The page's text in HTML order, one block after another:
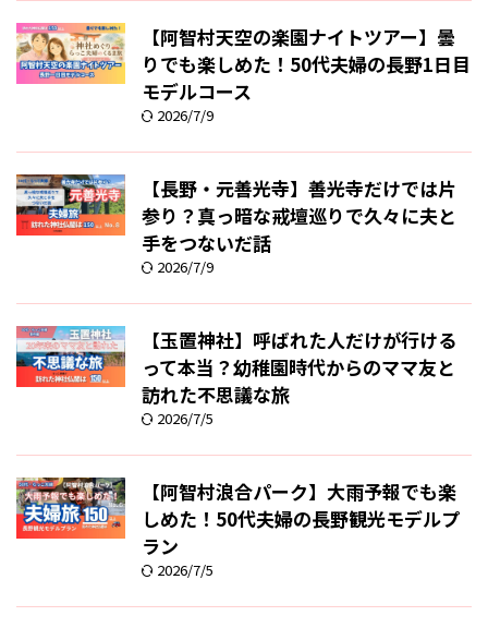
【阿智村天空の楽園ナイトツアー】曇
りでも楽しめた！50代夫婦の長野1日目
モデルコース
2026/7/9
【長野・元善光寺】善光寺だけでは片
参り？真っ暗な戒壇巡りで久々に夫と
手をつないだ話
2026/7/9
【玉置神社】呼ばれた人だけが行ける
って本当？幼稚園時代からのママ友と
訪れた不思議な旅
2026/7/5
【阿智村浪合パーク】大雨予報でも楽
しめた！50代夫婦の長野観光モデルプ
ラン
2026/7/5